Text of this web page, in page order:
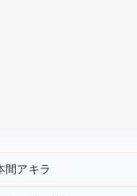
間アキラ